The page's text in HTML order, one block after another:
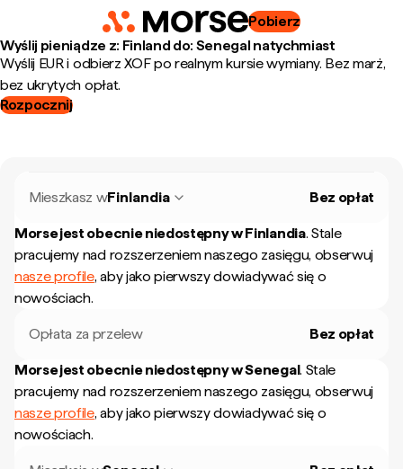
Pobierz
Wyślij pieniądze z: Finland do: Senegal natychmiast
Wyślij EUR i odbierz XOF po realnym kursie wymiany. Bez marż,
bez ukrytych opłat.
Rozpocznij
Mieszkasz wFinlandia Bez opłat
Morse jest obecnie niedostępny wFinlandia. Stale
pracujemy nad rozszerzeniem naszego zasięgu, obserwuj
nasze profile, aby jako pierwszy dowiadywać się o
nowościach.
Opłata za przelew Bez opłat
Morse jest obecnie niedostępny wSenegal. Stale
pracujemy nad rozszerzeniem naszego zasięgu, obserwuj
nasze profile, aby jako pierwszy dowiadywać się o
nowościach.